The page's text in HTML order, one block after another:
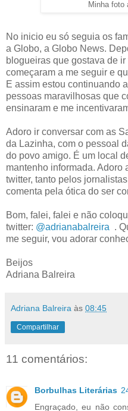
Minha foto
No inicio eu só seguia os
a Globo, a Globo News.
blogueiras que gostava de
começaram a me seguir e
E assim estou continuando
pessoas maravilhosas que
ensinaram e me
Adoro ir conversar com as
da Lazinha, com o pessoal
do povo amigo. É um local
mantenho informada. Adoro
twitter, tanto pelos
comenta pela ótica do ser
Bom, falei, falei e não
twitter: @adrianabalreira .
me seguir, vou adorar
Beijos
Adriana Balreira
Adriana Balreira às 08:45
Compartilhar
11 comentários:
Borbulhas Literárias
Engraçado, eu não